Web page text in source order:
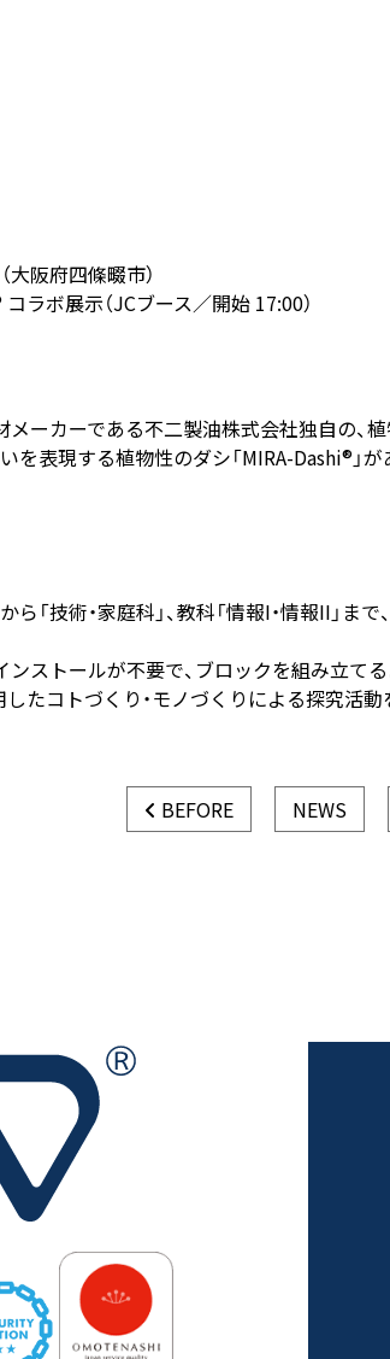
大阪府四條畷市）
ラボ展示（JCブース／開始 17:00）
ーカーである不二製油株式会社独自の、
表現する植物性のダシ「MIRA-Dashi®」が
「技術・家庭科」、教科「情報I・情報II」
ストールが不要で、ブロックを組み立て
たコトづくり・モノづくりによる探究活動
BEFORE NEWS